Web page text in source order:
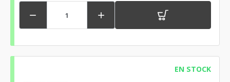
 
EN STOCK